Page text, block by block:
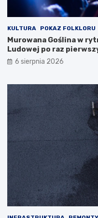
j
w
y
c
e
z
KULTURA POKAZ FOLKLORU
Murowana Goślina w
Ludowej po raz
6 sierpnia 2026